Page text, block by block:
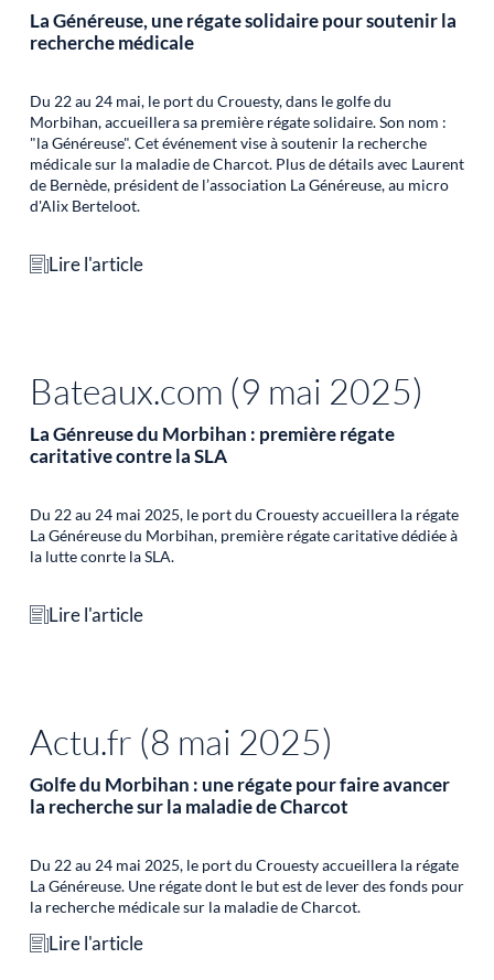
La Généreuse, une régate solidaire pour soutenir la
recherche médicale
Du 22 au 24 mai, le port du Crouesty, dans le golfe du
Morbihan, accueillera sa première régate solidaire. Son nom :
"la Généreuse". Cet événement vise à soutenir la recherche
médicale sur la maladie de Charcot. Plus de détails avec Laurent
de Bernède, président de l’association La Généreuse, au micro
d'Alix Berteloot.
Lire l'article
Bateaux.com (9 mai 2025)
La Génreuse du Morbihan : première régate
caritative contre la SLA
Du 22 au 24 mai 2025, le port du Crouesty accueillera la régate
La Généreuse du Morbihan, première régate caritative dédiée à
la lutte conrte la SLA.
Lire l'article
Actu.fr (8 mai 2025)
Golfe du Morbihan : une régate pour faire avancer
la recherche sur la maladie de Charcot
Du 22 au 24 mai 2025, le port du Crouesty accueillera la régate
La Généreuse. Une régate dont le but est de lever des fonds pour
la recherche médicale sur la maladie de Charcot.
Lire l'article